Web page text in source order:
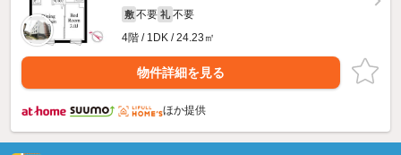
敷 不要 礼 不要
4階 / 1DK / 24.23㎡
物件詳細を見る
ほか提供